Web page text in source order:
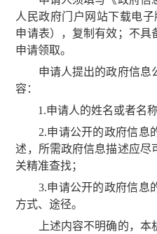
人民政府门户网站下载电
申请表），复制有效；不具
申请领取。
申请人提出的政府信息
容：
1.申请人的姓名或者名称
2.申请公开的政府信息
述，所需政府信息描述应尽
关精准查找；
3.申请公开的政府信息
方式、途径。
上述内容不明确的，本